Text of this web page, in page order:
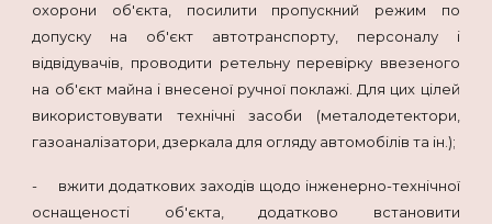
охорони об'єкта, посилити пропускний режим по
допуску на об'єкт автотранспорту, персоналу і
відвідувачів, проводити ретельну перевірку ввезеного
на об'єкт майна і внесеної ручної поклажі. Для цих цілей
використовувати технічні засоби (металодетектори,
газоаналізатори, дзеркала для огляду автомобілів та ін.);
- вжити додаткових заходів щодо інженерно-технічної
оснащеності об'єкта, додатково встановити